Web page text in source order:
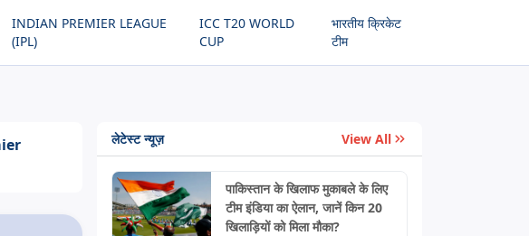
INDIAN PREMIER LEAGUE
(IPL)
ICC T20 WORLD
CUP
भारतीय क्रिकेट
टीम
लेटेस्ट न्यूज़ View All
पाकिस्तान के खिलाफ मुकाबले के लिए
टीम इंडिया का ऐलान, जानें किन 20
खिलाड़ियों को मिला मौका?